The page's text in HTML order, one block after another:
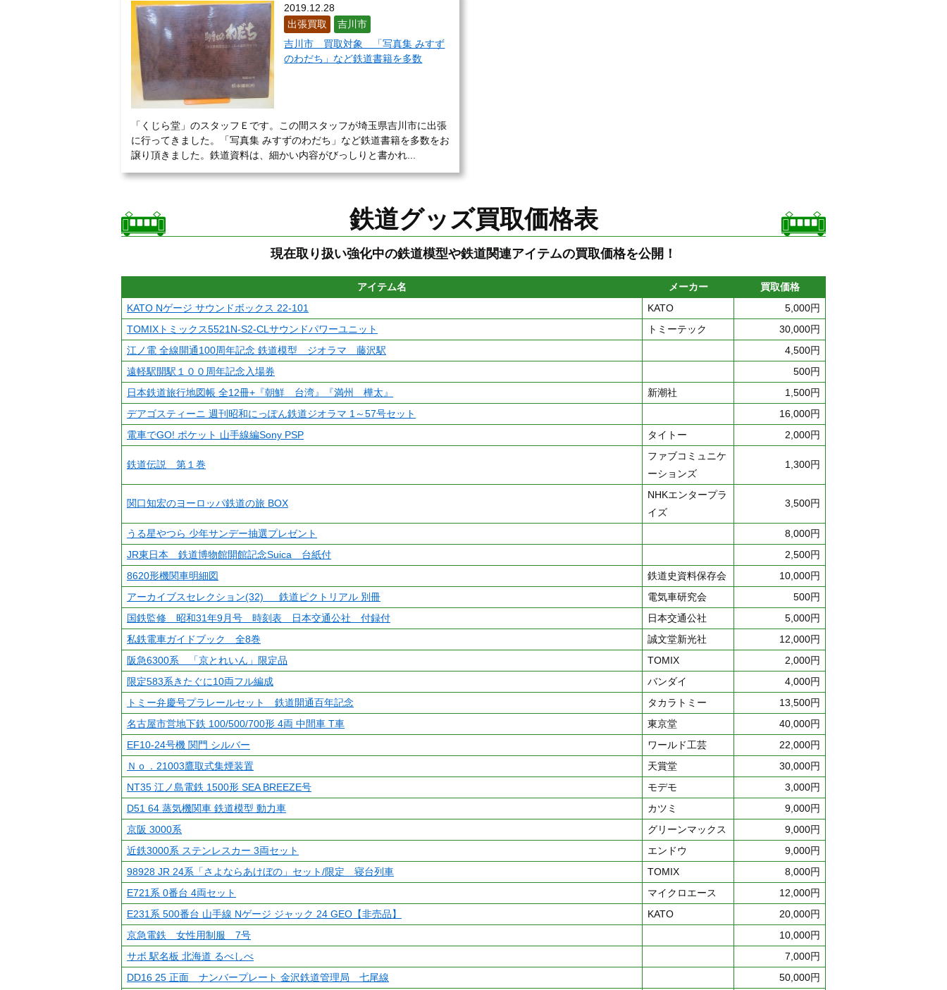
2019.12.28
出張買取
吉川市
吉川市 買取対象 「写真集 みすず
のわだち」など鉄道書籍を多数
「くじら堂」のスタッフＥです。この間スタッフが埼玉県吉川市に出張
に行ってきました。「写真集 みすずのわだち」など鉄道書籍を多数をお
譲り頂きました。鉄道資料は、細かい内容がびっしりと書かれ...
鉄道グッズ買取価格表
現在取り扱い強化中の鉄道模型や鉄道関連アイテムの買取価格を公開！
アイテム名 メーカー
買取価格
KATO Nゲージ サウンドボックス 22-101
KATO
5,000円
TOMIXトミックス5521N-S2-CLサウンドパワーユニット
トミーテック
30,000円
江ノ電 全線開通100周年記念 鉄道模型 ジオラマ 藤沢駅
4,500円
遠軽駅開駅１００周年記念入場券
500円
日本鉄道旅行地図帳 全12冊+『朝鮮 台湾』『満州 樺太』
新潮社
1,500円
デアゴスティーニ 週刊昭和にっぽん鉄道ジオラマ 1～57号セット
16,000円
電車でGO! ポケット 山手線編Sony PSP
タイトー 2,000円
鉄道伝説 第１巻
ファブコミュニケ
ーションズ
1,300円
関口知宏のヨーロッパ鉄道の旅 BOX
NHKエンタープラ
イズ
3,500円
うる星やつら 少年サンデー抽選プレゼント
8,000円
JR東日本 鉄道博物館開館記念Suica 台紙付
2,500円
8620形機関車明細図
鉄道史資料保存会
10,000円
アーカイブスセレクション(32) 鉄道ピクトリアル 別冊
電気車研究会
500円
国鉄監修 昭和31年9月号 時刻表 日本交通公社 付録付
日本交通公社
5,000円
私鉄電車ガイドブック 全8巻
誠文堂新光社
12,000円
阪急6300系 「京とれいん」限定品
TOMIX
2,000円
限定583系きたぐに10両フル編成
バンダイ
4,000円
トミー弁慶号プラレールセット 鉄道開通百年記念
タカラトミー
13,500円
名古屋市営地下鉄 100/500/700形 4両 中間車 T車
東京堂
40,000円
EF10-24号機 関門 シルバー
ワールド工芸
22,000円
Ｎｏ．21003鷹取式集煙装置
天賞堂
30,000円
NT35 江ノ島電鉄 1500形 SEA BREEZE号
モデモ
3,000円
D51 64 蒸気機関車 鉄道模型 動力車
カツミ
9,000円
京阪 3000系
グリーンマックス
9,000円
近鉄3000系 ステンレスカー 3両セット
エンドウ
9,000円
98928 JR 24系「さよならあけぼの」セット/限定 寝台列車
TOMIX
8,000円
E721系 0番台 4両セット
マイクロエース
12,000円
E231系 500番台 山手線 Nゲージ ジャック 24 GEO【非売品】
KATO
20,000円
京急電鉄 女性用制服 7号
10,000円
サボ 駅名板 北海道 るべしべ
7,000円
DD16 25 正面 ナンバープレート 金沢鉄道管理局 七尾線
50,000円